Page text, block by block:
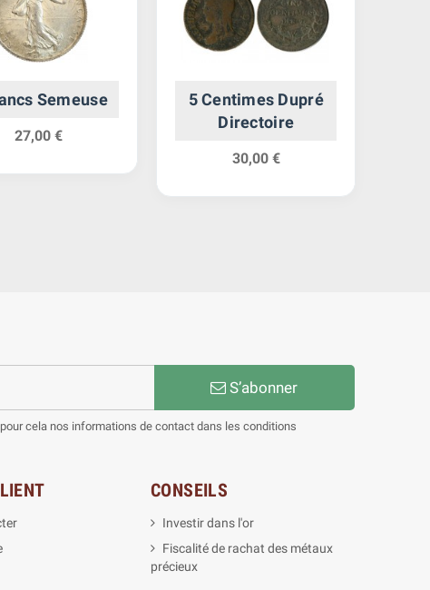
Semeuse
27,00 €
5 Centimes Dupré
Directoire
30,00 €
S’abonner
cela nos informations de contact dans les conditions
CONSEILS
Investir dans l'or
Fiscalité de rachat des métaux
précieux